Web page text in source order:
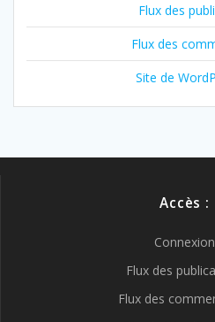
Flux des
Flux des
Site de
Accès :
Connexion
Flux des
Flux des